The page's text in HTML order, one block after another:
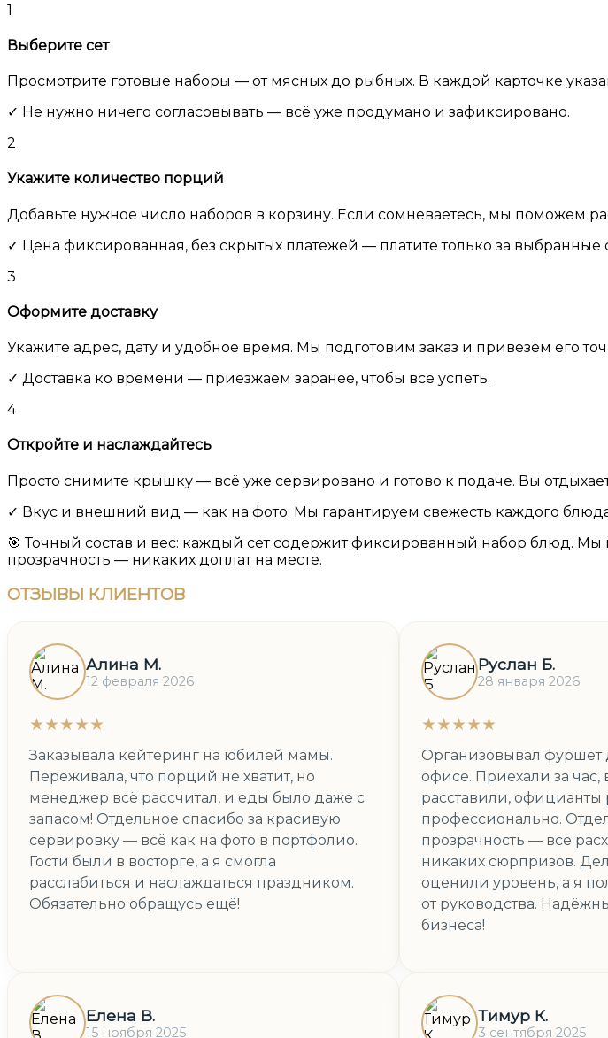
1
Выберите сет
Просмотрите готовые наборы — от мясных до рыбных. В каждой карточке
✓ Не нужно ничего согласовывать — всё уже продумано и зафиксировано.
2
Укажите количество порций
Добавьте нужное число наборов в корзину. Если сомневаетесь, мы поможем
✓ Цена фиксированная, без скрытых платежей — платите только за выбранные
3
Оформите доставку
Укажите адрес, дату и удобное время. Мы подготовим заказ и привезём его
✓ Доставка ко времени — приезжаем заранее, чтобы всё успеть.
4
Откройте и наслаждайтесь
Просто снимите крышку — всё уже сервировано и готово к подаче. Вы
✓ Вкус и внешний вид — как на фото. Мы гарантируем свежесть каждого
🎯 Точный состав и вес: каждый сет содержит фиксированный набор блюд. Мы
прозрачность — никаких доплат на месте.
ОТЗЫВЫ КЛИЕНТОВ
Алина М.
12 февраля 2026
★★★★★
Заказывала кейтеринг на юбилей мамы.
Переживала, что порций не хватит, но
менеджер всё рассчитал, и еды было даже с
запасом! Отдельное спасибо за красивую
сервировку — всё как на фото в портфолио.
Гости были в восторге, а я смогла
расслабиться и наслаждаться праздником.
Обязательно обращусь ещё!
Руслан Б.
28 января 2026
★★★★★
Организовывал фуршет
офисе. Приехали за час,
расставили, официанты
профессионально.
прозрачность — все
никаких сюрпризов.
оценили уровень, а я
от руководства.
бизнеса!
Елена В.
15 ноября 2025
Тимур К.
3 сентября 2025